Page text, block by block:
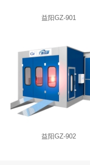
益阳GZ-901
益阳GZ-902